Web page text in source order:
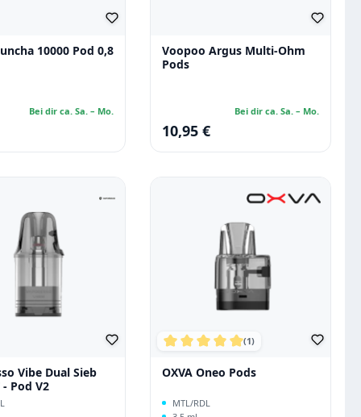
10000 Pod 0,8
Bei dir ca. Sa. – Mo.
Voopoo Argus Multi-Ohm
Pods
Bei dir ca. Sa. – Mo.
Regulärer Preis:
10,95 €
Vibe Dual Sieb
Pod V2
(1)
OXVA Oneo Pods
MTL/RDL